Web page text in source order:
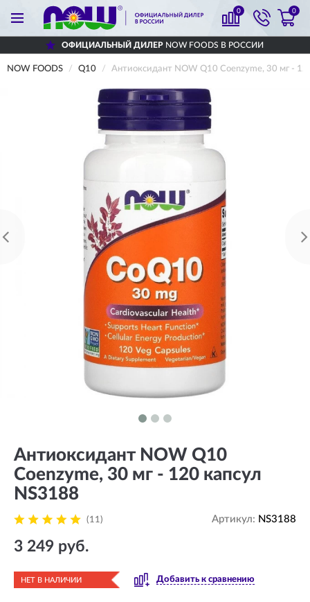
0 0
ОФИЦИАЛЬНЫЙ ДИЛЕРNOW FOODS В РОССИИ
NOW FOODS Q10 Антиоксидант NOW Q10 Coenzyme, 30 мг -
Антиоксидант NOW Q10
Coenzyme, 30 мг - 120 капсул
NS3188
(11) Артикул: NS3188
3 249 руб.
НЕТ В НАЛИЧИИ Добавить к сравнению